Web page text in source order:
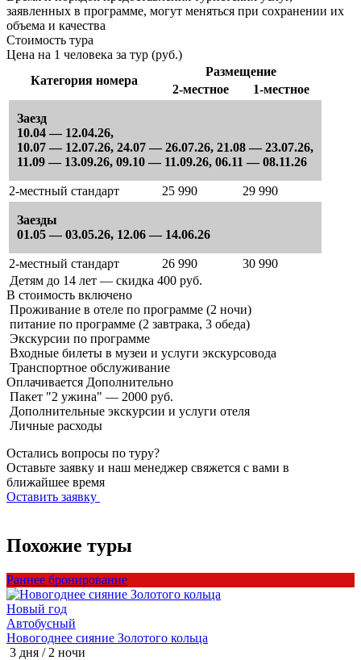
заявленных в программе, могут меняться при сохранении их
объема и качества
Стоимость тура
Цена на 1 человека за тур (руб.)
Категория номера
Размещение
2-местное
1-местное
Заезд
10.04 — 12.04.26,
10.07 — 12.07.26, 24.07 — 26.07.26, 21.08 — 23.07.26,
11.09 — 13.09.26, 09.10 — 11.09.26, 06.11 — 08.11.26
2-местный стандарт 25 990 29 990
Заезды
01.05 — 03.05.26, 12.06 — 14.06.26
2-местный стандарт 26 990
30 990
Детям до 14 лет — скидка 400 руб.
В стоимость включено
Проживание в отеле по программе (2 ночи)
питание по программе (2 завтрака, 3 обеда)
Экскурсии по программе
Входные билеты в музеи и услуги экскурсовода
Транспортное обслуживание
Оплачивается Дополнительно
Пакет "2 ужина" — 2000 руб.
Дополнительные экскурсии и услуги отеля
Личные расходы
Остались вопросы по туру?
Оставьте заявку и наш менеджер свяжется с вами в
ближайшее время
Оставить заявку
Похожие туры
Раннее бронирование
Новый год
Автобусный
Новогоднее сияние Золотого кольца
3 дня / 2 ночи